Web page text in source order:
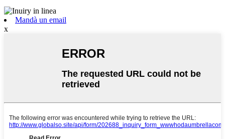
Mandà un email
x